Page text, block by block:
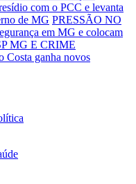
com o PCC e levanta
de MG PRESSÃO NO
em MG e colocam
MG E CRIME
ganha novos